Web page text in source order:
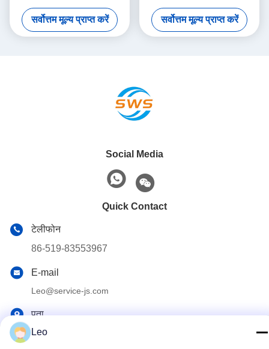
वाल्व विलक्षण नोज एल्यूमीनियम मिश्र
धातु फ्लोट शू तेल और गैस उद्योग के
लिए
सर्वोत्तम मूल्य प्राप्त करें
डबल-वॉल्व ऑटो-फिल फ्लोट कॉलर
उच्च दबाव सीमेंटिंग उपकरण
सर्वोत्तम मूल्य प्राप्त करें
Social Media
Quick Contact
टेलीफोन
86-519-83553967
E-mail
Leo@service-js.com
पता
हाई-टेक इंडस्ट्रियल पार्क वुजिन जोन, चांगझोउ, जियांगसू प्रांत, चीन
Leo